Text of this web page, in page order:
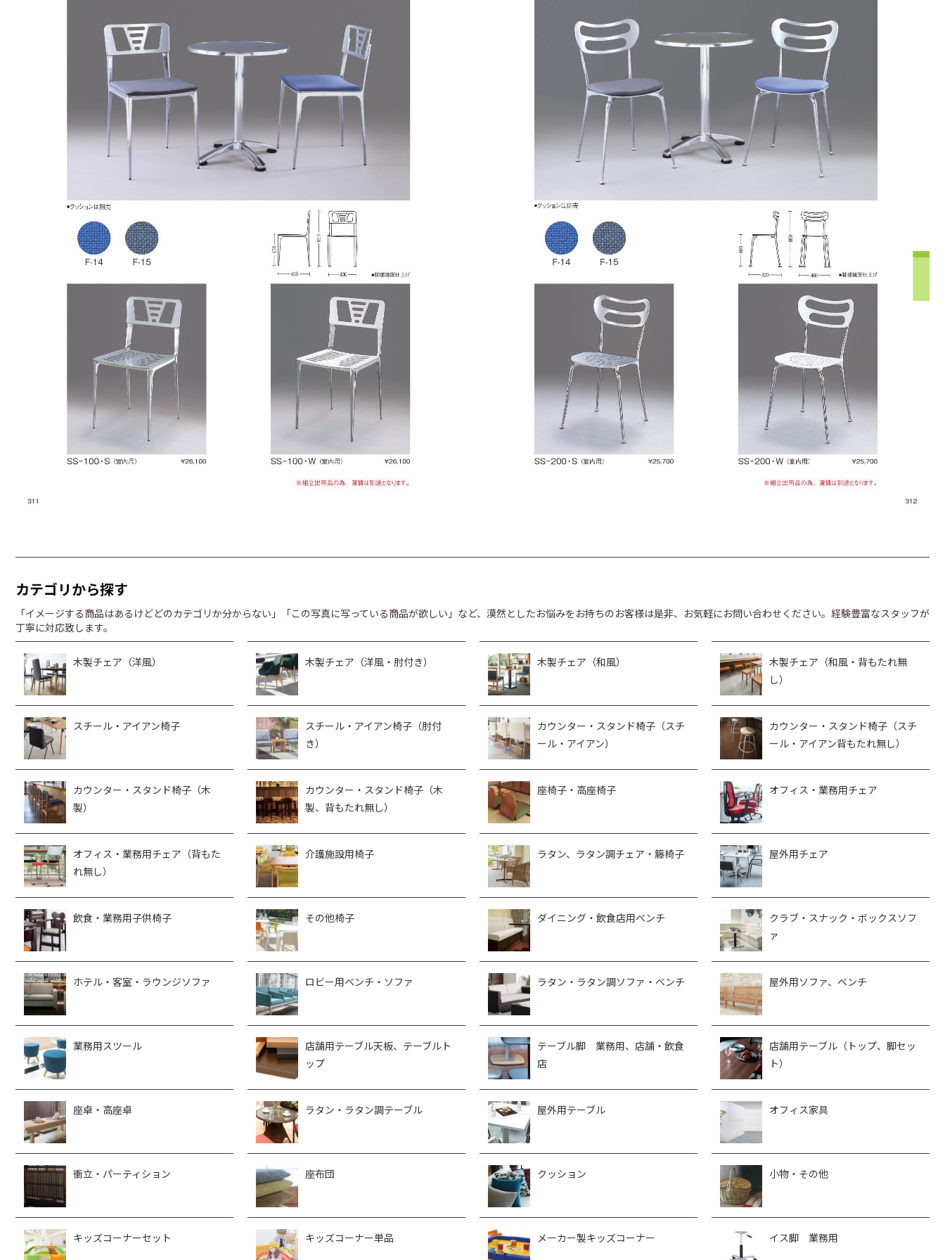
カテゴリから探す
「イメージする商品はあるけどどのカテゴリか分からない」「この写真に写っている商品が欲しい」など、漠然としたお悩みをお持ちのお客様は是非、お気軽にお問い合わせください。経験豊富なスタッフが
丁寧に対応致します。
木製チェア（洋風） 木製チェア（洋風・肘付き） 木製チェア（和風）
木製チェア（和風・背もたれ無
し）
スチール・アイアン椅子
スチール・アイアン椅子（肘付
き）
カウンター・スタンド椅子（スチ
ール・アイアン）
カウンター・スタンド椅子（スチ
ール・アイアン背もたれ無し）
カウンター・スタンド椅子（木
製）
カウンター・スタンド椅子（木
製、背もたれ無し）
座椅子・高座椅子 オフィス・業務用チェア
オフィス・業務用チェア（背もた
れ無し）
介護施設用椅子 ラタン、ラタン調チェア・籐椅子 屋外用チェア
飲食・業務用子供椅子 その他椅子 ダイニング・飲食店用ベンチ
クラブ・スナック・ボックスソフ
ァ
ホテル・客室・ラウンジソファ ロビー用ベンチ・ソファ ラタン・ラタン調ソファ・ベンチ 屋外用ソファ、ベンチ
業務用スツール
店舗用テーブル天板、テーブルト
ップ
テーブル脚 業務用、店舗・飲食
店
店舗用テーブル（トップ、脚セッ
ト）
座卓・高座卓 ラタン・ラタン調テーブル 屋外用テーブル オフィス家具
衝立・パーティション 座布団 クッション 小物・その他
キッズコーナーセット キッズコーナー単品 メーカー製キッズコーナー イス脚 業務用